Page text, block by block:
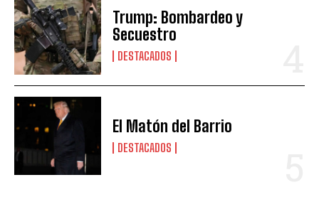
Trump: Bombardeo y
Secuestro
DESTACADOS
El Matón del Barrio
DESTACADOS